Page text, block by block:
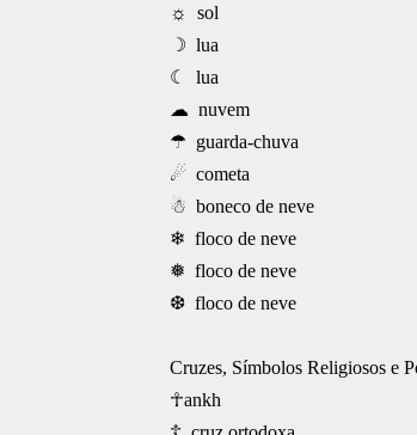
☼ sol
☽ lua
☾ lua
☁ nuvem
☂ guarda-chuva
☄ cometa
☃ boneco de neve
❄ floco de neve
❅ floco de neve
❆ floco de neve
Cruzes, Símbolos Religiosos e
☥ankh